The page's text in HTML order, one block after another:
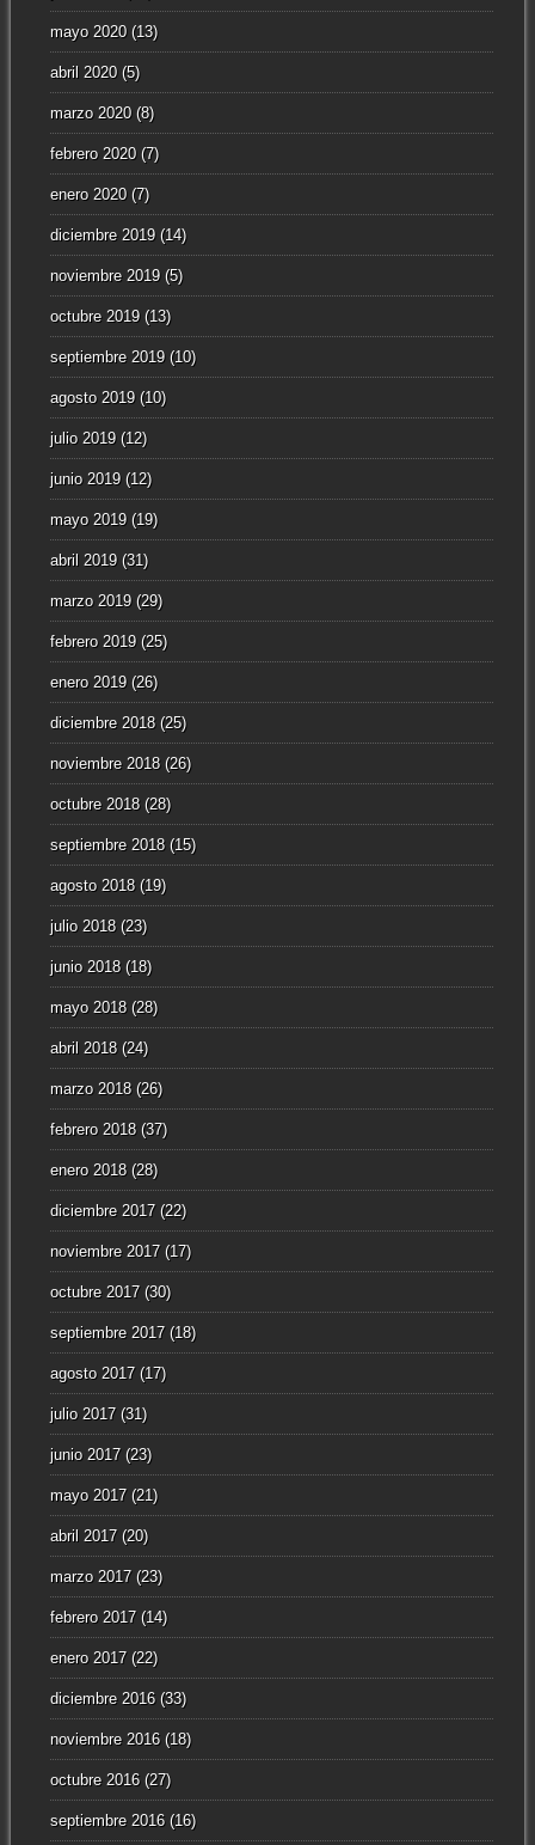
mayo 2020(13)
abril 2020(5)
marzo 2020(8)
febrero 2020(7)
enero 2020(7)
diciembre 2019(14)
noviembre 2019(5)
octubre 2019(13)
septiembre 2019(10)
agosto 2019(10)
julio 2019(12)
junio 2019(12)
mayo 2019(19)
abril 2019(31)
marzo 2019(29)
febrero 2019(25)
enero 2019(26)
diciembre 2018(25)
noviembre 2018(26)
octubre 2018(28)
septiembre 2018(15)
agosto 2018(19)
julio 2018(23)
junio 2018(18)
mayo 2018(28)
abril 2018(24)
marzo 2018(26)
febrero 2018(37)
enero 2018(28)
diciembre 2017(22)
noviembre 2017(17)
octubre 2017(30)
septiembre 2017(18)
agosto 2017(17)
julio 2017(31)
junio 2017(23)
mayo 2017(21)
abril 2017(20)
marzo 2017(23)
febrero 2017(14)
enero 2017(22)
diciembre 2016(33)
noviembre 2016(18)
octubre 2016(27)
septiembre 2016(16)